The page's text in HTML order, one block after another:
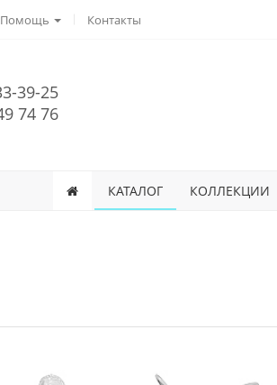
Помощь Контакты
39-25
74 76
КАТАЛОГ КОЛЛЕКЦИИ